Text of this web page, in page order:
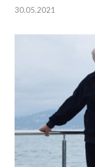
30.05.2021